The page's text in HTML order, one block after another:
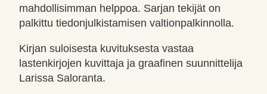
mahdollisimman helppoa. Sarjan tekijät on
palkittu tiedonjulkistamisen valtionpalkinnolla.
Kirjan suloisesta kuvituksesta vastaa
lastenkirjojen kuvittaja ja graafinen suunnittelija
Larissa Saloranta.